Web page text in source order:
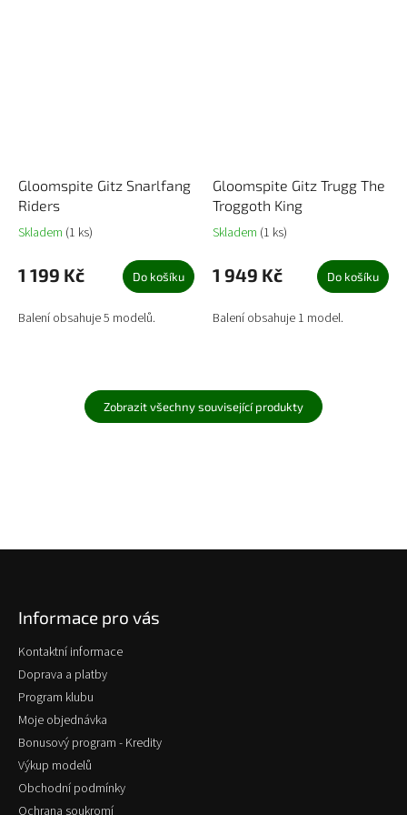
Gloomspite Gitz Snarlfang
Riders
Skladem (1 ks)
1 199 Kč Do košíku
Balení obsahuje 5 modelů.
Gloomspite Gitz Trugg The
Troggoth King
Skladem (1 ks)
1 949 Kč Do košíku
Balení obsahuje 1 model.
Zobrazit všechny související produkty
Informace pro vás
Kontaktní informace
Doprava a platby
Program klubu
Moje objednávka
Bonusový program - Kredity
Výkup modelů
Obchodní podmínky